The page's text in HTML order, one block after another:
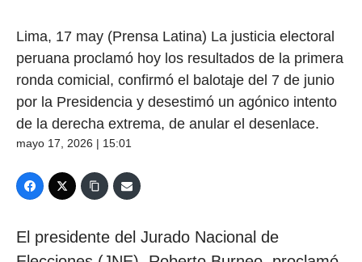
Lima, 17 may (Prensa Latina) La justicia electoral
peruana proclamó hoy los resultados de la primera
ronda comicial, confirmó el balotaje del 7 de junio
por la Presidencia y desestimó un agónico intento
de la derecha extrema, de anular el desenlace.
mayo 17, 2026 | 15:01
El presidente del Jurado Nacional de